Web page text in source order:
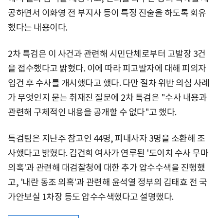
공하면서 이화영 전 부지사 등이 특정 진술을 하도록 회유
했다는 내용이다.
2차 특검은 이 사건과 관련해 시민단체로부터 고발장 3건
을 접수했다고 밝혔다. 이에 따라 피고발자에 대해 피의자
입건 후 수사를 개시했다고 했다. 다만 절차 위반 의심 사례
가 무엇인지 묻는 취재진 질문에 2차 특검은 "수사 내용과
관련해 구체적인 내용을 공개할 수 없다"고 했다.
특검팀은 지난주 참고인 44명, 피내사자 3명을 소환해 조
사했다고 밝혔다. 김건희 여사가 연루된 '도이치 수사 무마
의혹'과 관련해 대검찰청에 대한 추가 압수수색을 진행했
고, '내란 동조 의혹'과 관련해 윤석열 정부의 김태효 전 국
가안보실 1차장 등도 압수수색했다고 설명했다.